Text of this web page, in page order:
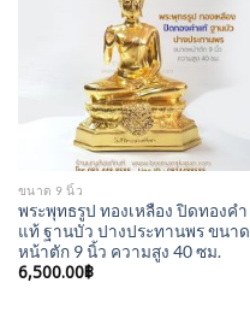
Wishlist
ขนาด 9 นิ้ว
พระพุทธรูป ทองเหลือง ปิดทองคำ
แท้ ฐานบัว ปางประทานพร ขนาด
หน้าตัก 9 นิ้ว ความสูง 40 ซม.
6,500.00฿